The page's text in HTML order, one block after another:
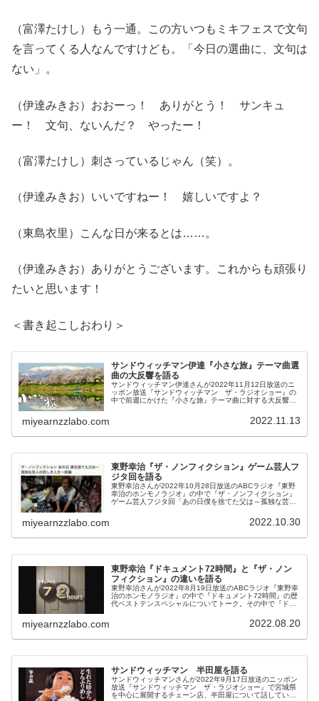
（富澤たけし）もう一通。この方いつもミキフェスで文句
を言ってくる人なんですけども。「今日の選曲に、文句は
ない」。
（伊達みきお）おおーっ！ ありがとう！ サンキュ
ー！ 文句、ないんだ？ やったー！
（富澤たけし）刺さっているじゃん（笑）。
（伊達みきお）いいですねー！ 嬉しいですよ？
（東島衣里）こんな日が来るとは……。
（伊達みきお）ありがとうございます。これからも頑張り
たいと思います！
＜書き起こしおわり＞
サンドウィッチマン伊達『小さな旅』テーマ曲選
曲の大反響を語る
サンドウィッチマン伊達さんが2022年11月12日放送のニ
ッポン放送『サンドウィッチマン ザ・ラジオショー』の
中で前週にかけた『小さな旅』テーマ曲に対する大反響を
miyearnzzlabo.com 2022.11.13
東野幸治『ザ・ノンフィクション』ゲーム芸人フ
ジタ回を語る
東野幸治さんが2022年10月28日放送のABCラジオ『東野
幸治のホンモノラジオ』の中で『ザ・ノンフィクション』
ゲーム芸人フジタ回「あの日僕を捨てた父は～孤独な芸人
miyearnzzlabo.com 2022.10.30
東野幸治『ドキュメント72時間』と『ザ・ノン
フィクション』の違いを語る
東野幸治さんが2022年8月19日放送のABCラジオ『東野幸
治のホンモノラジオ』の中で『ドキュメント72時間』の歴
代ベストテンスペシャルについてトーク。その中で『ドキ
miyearnzzlabo.com 2022.08.20
サンドウィッチマン 半田屋を語る
サンドウィッチマンさんが2022年9月17日放送のニッポン
放送『サンドウィッチマン ザ・ラジオショー』で宮城県
を中心に展開するチェーン店、半田屋について話していま